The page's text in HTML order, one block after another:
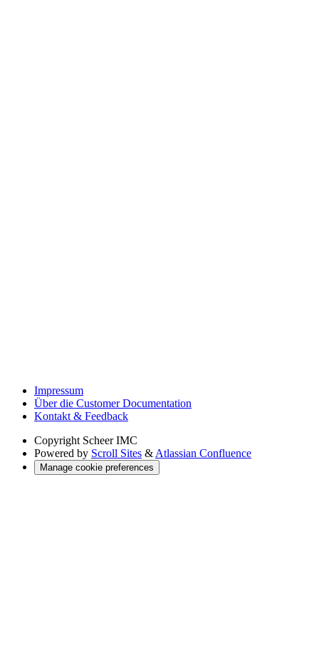
Impressum
Über die Customer Documentation
Kontakt & Feedback
Copyright Scheer IMC
Powered by Scroll Sites & Atlassian Confluence
Manage cookie preferences